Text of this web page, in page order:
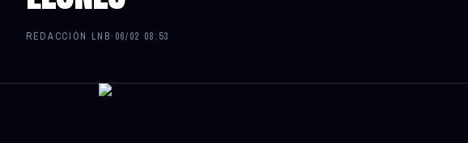
REDACCIÓN LNB· 06/02 08:53